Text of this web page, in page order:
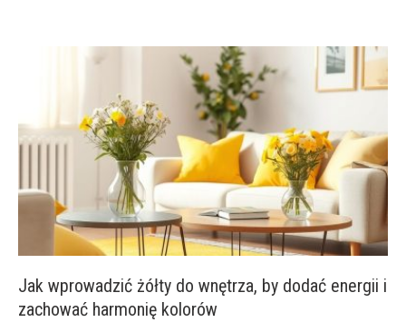
Jak wprowadzić żółty do wnętrza, by dodać energii i
zachować harmonię kolorów